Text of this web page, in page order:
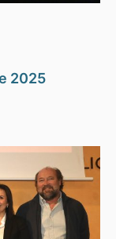
2025